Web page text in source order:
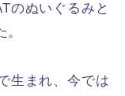
のぬいぐるみと
生まれ、今では